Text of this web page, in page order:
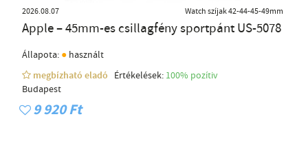
2026.08.07 Watch szíjak 42-44-45-49mm
Apple – 45mm-es csillagfény sportpánt US-5078
Állapota: ● használt
megbízható eladó
Értékelések: 100% pozítiv
Budapest
9 920 Ft